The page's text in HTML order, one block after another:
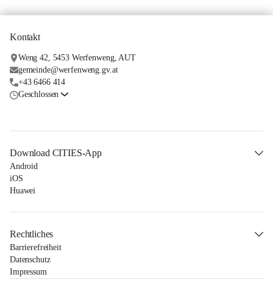
Kontakt
Weng 42, 5453 Werfenweng, AUT
gemeinde@werfenweng.gv.at
+43 6466 414
Geschlossen
Download CITIES-App
Android
iOS
Huawei
Rechtliches
Barrierefreiheit
Datenschutz
Impressum